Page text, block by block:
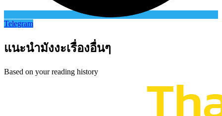
Telegram
แนะนำมังงะเรื่องอื่นๆ
Based on your reading history